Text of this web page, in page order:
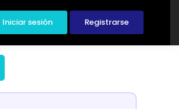
Iniciar sesión Registrarse